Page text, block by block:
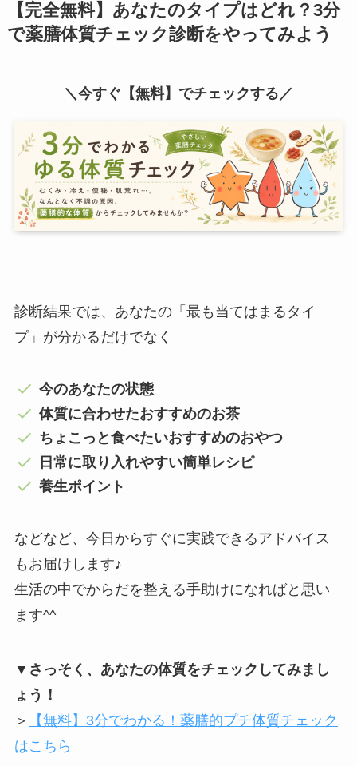
【完全無料】あなたのタイプはどれ？3分
で薬膳体質チェック診断をやってみよう
＼今すぐ【無料】でチェックする／
診断結果では、あなたの「最も当てはまるタイ
プ」が分かるだけでなく
今のあなたの状態
体質に合わせたおすすめのお茶
ちょこっと食べたいおすすめのおやつ
日常に取り入れやすい簡単レシピ
養生ポイント
などなど、今日からすぐに実践できるアドバイス
もお届けします♪
生活の中でからだを整える手助けになればと思い
ます^^
▼さっそく、あなたの体質をチェックしてみまし
ょう！
＞
【無料】3分でわかる！薬膳的プチ体質チェック
はこちら